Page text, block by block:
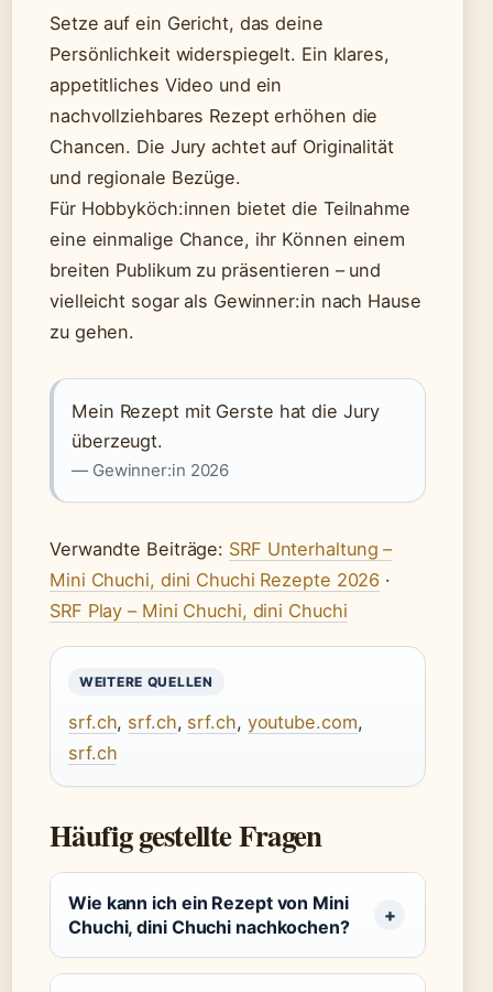
Setze auf ein Gericht, das deine
Persönlichkeit widerspiegelt. Ein klares,
appetitliches Video und ein
nachvollziehbares Rezept erhöhen die
Chancen. Die Jury achtet auf Originalität
und regionale Bezüge.
Für Hobbyköch:innen bietet die Teilnahme
eine einmalige Chance, ihr Können einem
breiten Publikum zu präsentieren – und
vielleicht sogar als Gewinner:in nach Hause
zu gehen.
Mein Rezept mit Gerste hat die Jury
überzeugt.
— Gewinner:in 2026
Verwandte Beiträge: SRF Unterhaltung –
Mini Chuchi, dini Chuchi Rezepte 2026 ·
SRF Play – Mini Chuchi, dini Chuchi
WEITERE QUELLEN
srf.ch, srf.ch, srf.ch, youtube.com,
srf.ch
Häufig gestellte Fragen
Wie kann ich ein Rezept von Mini
Chuchi, dini Chuchi nachkochen?